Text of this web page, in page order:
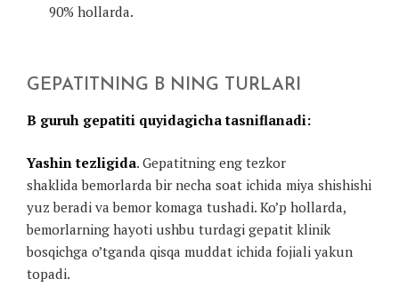
90% hollarda.
GEPATITNING B NING TURLARI
B guruh gepatiti quyidagicha tasniflanadi:
Yashin tezligida. Gepatitning eng tezkor
shaklida bemorlarda bir necha soat ichida miya shishishi
yuz beradi va bemor komaga tushadi. Ko’p hollarda,
bemorlarning hayoti ushbu turdagi gepatit klinik
bosqichga o’tganda qisqa muddat ichida fojiali yakun
topadi.